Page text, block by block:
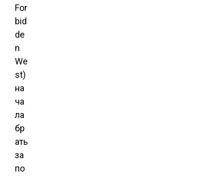
For
bid
de
n
We
st)
на
ча
ла
бр
ать
за
по